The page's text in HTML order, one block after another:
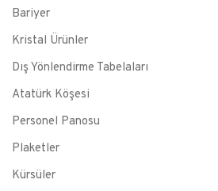
Bariyer
Kristal Ürünler
Dış Yönlendirme Tabelaları
Atatürk Köşesi
Personel Panosu
Plaketler
Kürsüler